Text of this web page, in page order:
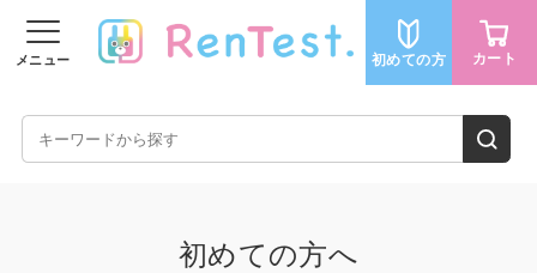
メニュー 初めての方 カート
会員登録する
初めての方へ